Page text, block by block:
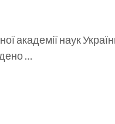
академії наук
…